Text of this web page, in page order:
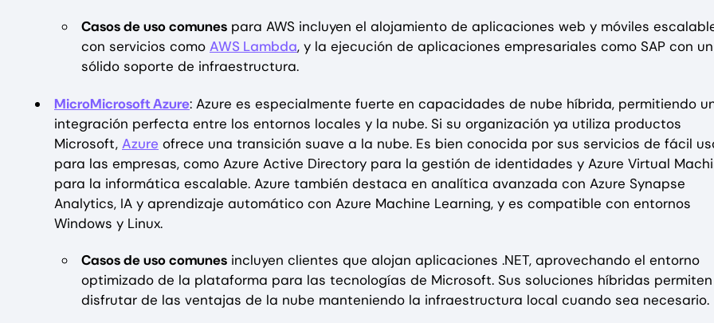
Casos de uso comunes para AWS incluyen el alojamiento de aplicaciones web y móviles
con servicios como AWS Lambda, y la ejecución de aplicaciones empresariales como SAP con un
sólido soporte de infraestructura.
MicroMicrosoft Azure: Azure es especialmente fuerte en capacidades de nube híbrida, permitiendo
integración perfecta entre los entornos locales y la nube. Si su organización ya utiliza productos
Microsoft, Azure ofrece una transición suave a la nube. Es bien conocida por sus servicios de fácil
para las empresas, como Azure Active Directory para la gestión de identidades y Azure Virtual
para la informática escalable. Azure también destaca en analítica avanzada con Azure Synapse
Analytics, IA y aprendizaje automático con Azure Machine Learning, y es compatible con entornos
Windows y Linux. ‍
Casos de uso comunes incluyen clientes que alojan aplicaciones .NET, aprovechando el entorno
optimizado de la plataforma para las tecnologías de Microsoft. Sus soluciones híbridas permiten
disfrutar de las ventajas de la nube manteniendo la infraestructura local cuando sea necesario.